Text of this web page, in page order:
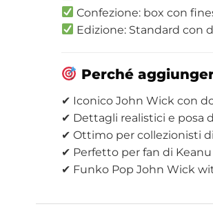
Confezione: box con
Edizione: Standard con
Perché
✔ Iconico John Wick con
✔ Dettagli realistici e posa
✔ Ottimo per collezionisti
✔ Perfetto per fan di
✔ Funko Pop John Wick